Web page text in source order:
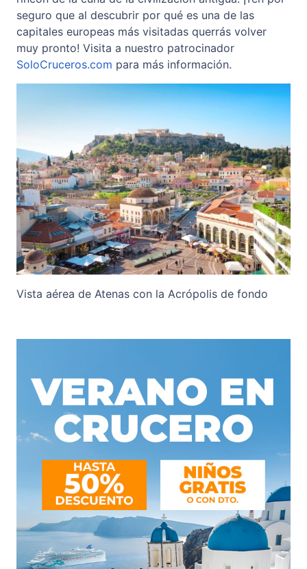
seguro que al descubrir por qué es una de las
capitales europeas más visitadas querrás volver
muy pronto! Visita a nuestro patrocinador
SoloCruceros.com para más información.
Vista aérea de Atenas con la Acrópolis de fondo